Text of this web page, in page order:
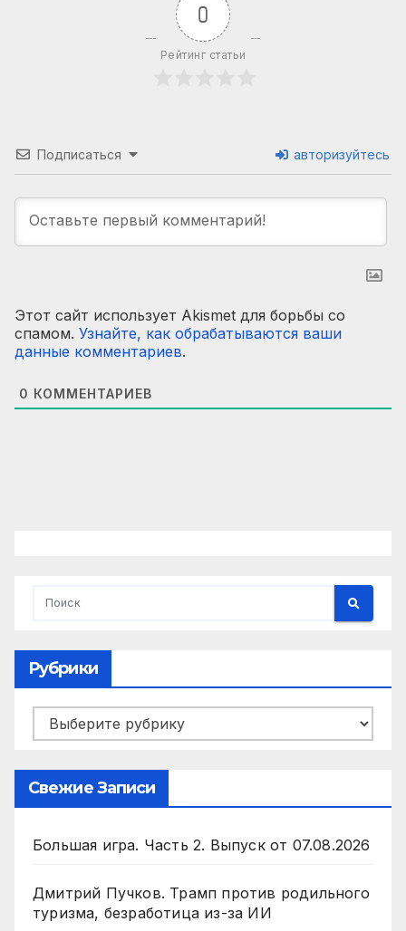
0
Рейтинг статьи
Подписаться авторизуйтесь
Этот сайт использует Akismet для борьбы со
спамом. Узнайте, как обрабатываются ваши
данные комментариев.
0 КОММЕНТАРИЕВ
Рубрики
Рубрики
Свежие Записи
Большая игра. Часть 2. Выпуск от 07.08.2026
Дмитрий Пучков. Трамп против родильного
туризма, безработица из-за ИИ